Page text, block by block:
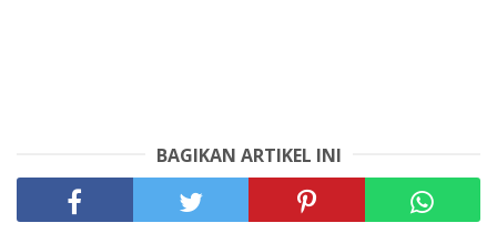
BAGIKAN ARTIKEL INI